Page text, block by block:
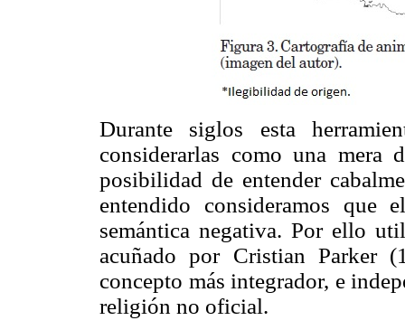
Durante siglos esta
considerarlas como una mera
posibilidad de entender
entendido consideramos que
semántica negativa. Por ello
acuñado por Cristian Parker
concepto más integrador, e
religión no oficial.